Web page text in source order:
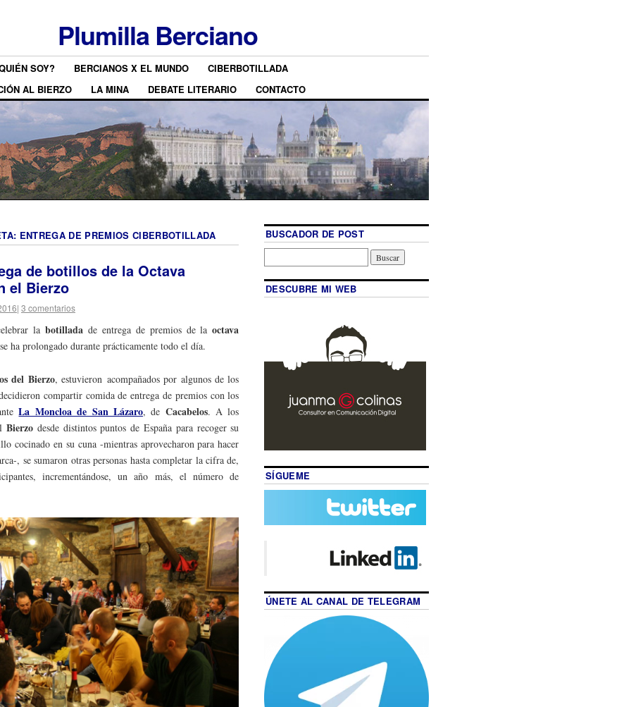
Plumilla Berciano
SOY? BERCIANOS X EL MUNDO
CIBERBOTILLADA
AL BIERZO
LA MINA DEBATE LITERARIO CONTACTO
ENTREGA DE PREMIOS CIBERBOTILLADA
de botillos de la Octava
el Bierzo
| 3 comentarios
la botilladade entrega de premios de laoctava
ha prolongado durante prácticamente todo el día.
del Bierzo, estuvieron acompañados por algunos de los
compartir comida de entrega de premios con los
La Moncloa de San Lázaro, de Cacabelos. A los
Bierzo desde distintos puntos de España para recoger su
cocinado en su cuna -mientras aprovecharon para hacer
, se sumaron otras personas hasta completar la cifra de,
incrementándose, un año más, el número de
BUSCADOR DE POST
DESCUBRE MI WEB
SÍGUEME
ÚNETE AL CANAL DE TELEGRAM